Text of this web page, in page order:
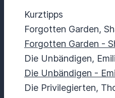
Kurztipps
Forgotten Garden,
Forgotten Garden -
Die Unbändigen,
Die Unbändigen -
Die Privilegierten,